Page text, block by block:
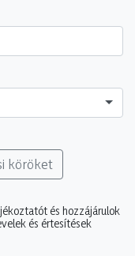
köröket
és hozzájárulok
és értesítések